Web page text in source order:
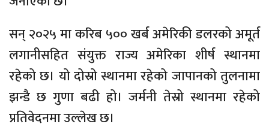
सन् २०२५ मा करिब ५०० खर्ब अमेरिकी डलरको अमूर्त
लगानीसहित संयुक्त राज्य अमेरिका शीर्ष स्थानमा
रहेको छ। यो दोस्रो स्थानमा रहेको जापानको तुलनामा
झन्डै छ गुणा बढी हो। जर्मनी तेस्रो स्थानमा रहेको
प्रतिवेदनमा उल्लेख छ।